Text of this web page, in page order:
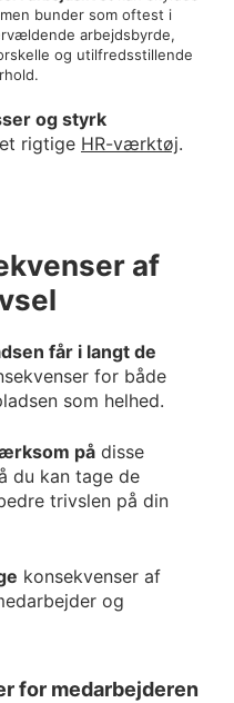
bunder som oftest i
arbejdsbyrde,
og utilfredsstillende
og styrk
rigtige HR-værktøj.
af
får i langt de
for både
som helhed.
på disse
du kan tage de
trivslen på din
konsekvenser af
og
for medarbejderen